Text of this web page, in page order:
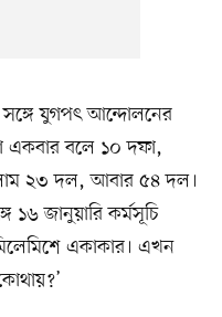
যুগপৎ আন্দোলনের
একবার বলে ১০ দফা,
২৩ দল, আবার ৫৪ দল।
জানুয়ারি কর্মসূচি
একাকার। এখন